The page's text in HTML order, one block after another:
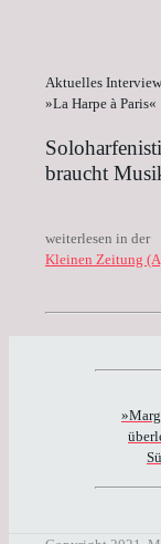
Aktuelles
»La Harpe à Paris«
braucht
weiterlesen in der
Kleinen Zeitung